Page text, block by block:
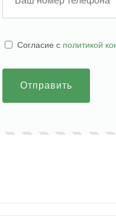
Cогласие с политикой
Отправить